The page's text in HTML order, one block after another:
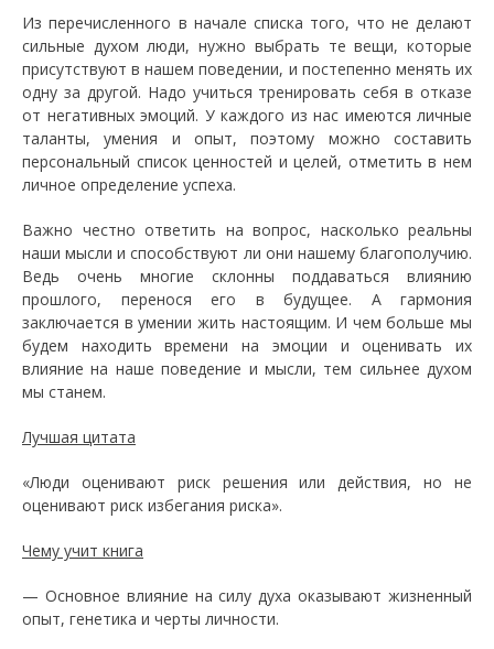
Из перечисленного в начале списка того, что не делают
сильные духом люди, нужно выбрать те вещи, которые
присутствуют в нашем поведении, и постепенно менять их
одну за другой. Надо учиться тренировать себя в отказе
от негативных эмоций. У каждого из нас имеются личные
таланты, умения и опыт, поэтому можно составить
персональный список ценностей и целей, отметить в нем
личное определение успеха.
Важно честно ответить на вопрос, насколько реальны
наши мысли и способствуют ли они нашему благополучию.
Ведь очень многие склонны поддаваться влиянию
прошлого, перенося его в будущее. А гармония
заключается в умении жить настоящим. И чем больше мы
будем находить времени на эмоции и оценивать их
влияние на наше поведение и мысли, тем сильнее духом
мы станем.
Лучшая цитата
«Люди оценивают риск решения или действия, но не
оценивают риск избегания риска».
Чему учит книга
— Основное влияние на силу духа оказывают жизненный
опыт, генетика и черты личности.